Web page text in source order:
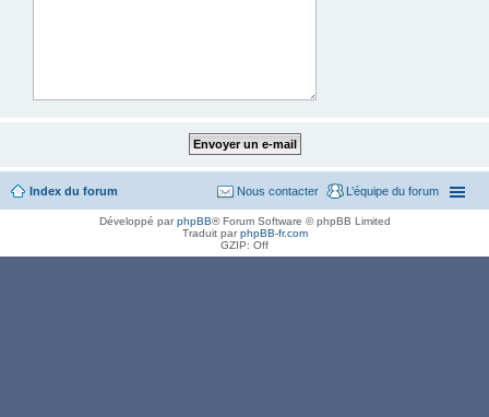
Index du forum L’équipe du forum
Nous contacter
Développé parphpBB® Forum Software © phpBB Limited
Traduit parphpBB-fr.com
GZIP: Off